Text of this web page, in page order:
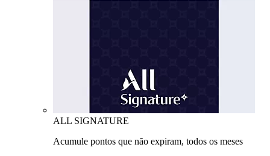
ALL SIGNATURE
Acumule pontos que não expiram, todos os meses